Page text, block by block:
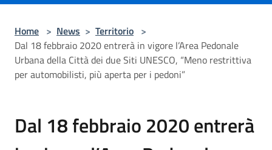
Home > News > Territorio >
Dal 18 febbraio 2020 entrerà in vigore l’Area Pedonale
Urbana della Città dei due Siti UNESCO, “Meno restrittiva
per automobilisti, più aperta per i pedoni”
Dal 18 febbraio 2020 entrerà